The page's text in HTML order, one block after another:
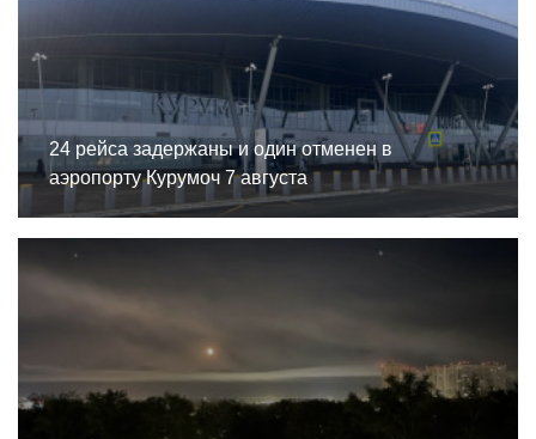
24 рейса задержаны и один отменен в
аэропорту Курумоч 7 августа